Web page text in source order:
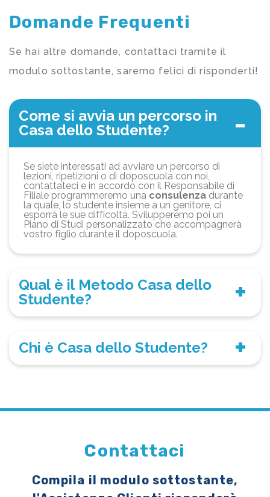
Domande Frequenti
Se hai altre domande, contattaci tramite il
modulo sottostante, saremo felici di risponderti!
Come si avvia un percorso in
Casa dello Studente?
Se siete interessati ad avviare un percorso di
lezioni, ripetizioni o di doposcuola con noi,
contattateci e in accordo con il Responsabile di
Filiale programmeremo una consulenza durante
la quale, lo studente insieme a un genitore, ci
esporrà le sue difficoltà. Svilupperemo poi un
Piano di Studi personalizzato che accompagnerà
vostro figlio durante il doposcuola.
Qual è il Metodo Casa dello
Studente?
Chi è Casa dello Studente?
Contattaci
Compila il modulo sottostante,